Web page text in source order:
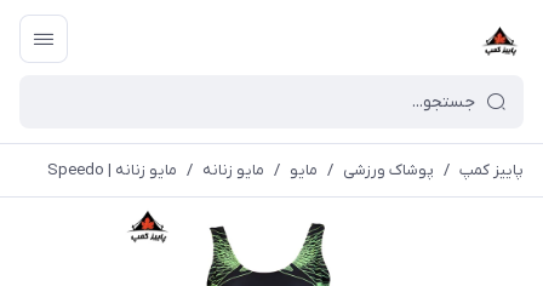
پاییز کمپ / پوشاک ورزشی / مايو / مایو زنانه / مایو زنانه | Speedo